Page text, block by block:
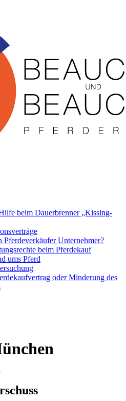
beim Dauerbrenner „Kissing-
Pferdeverkäufer Unternehmer?
beim Pferdekauf
ums Pferd
oder Minderung des